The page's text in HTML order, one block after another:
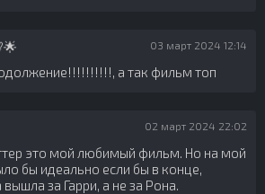
03 март 2024 12:14
а так фильм топ
02 март 2024 22:02
это мой любимый фильм. Но на мой
бы идеально если бы в конце,
за Гарри, а не за Рона.